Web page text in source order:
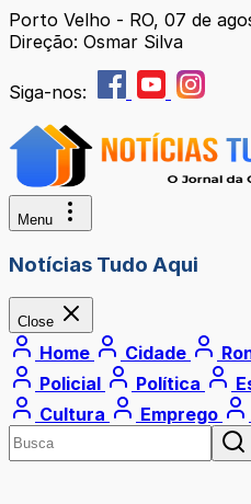
Porto Velho - RO, 07 de
Direção: Osmar Silva
Siga-nos:
Menu
Notícias Tudo Aqui
Close
Home Cidade
Policial
Política
Cultura
Emprego